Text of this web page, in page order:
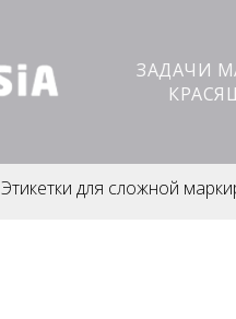
ЗАДАЧИ
Этикетки для сложной